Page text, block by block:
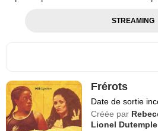
STREAMING
Frérots
Date de sortie
Créée par
Lionel Dutemple